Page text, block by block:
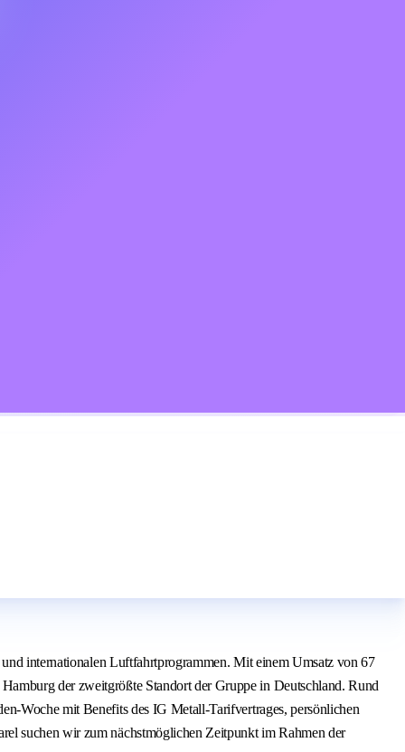
internationalen Luftfahrtprogrammen. Mit einem Umsatz von 67
der zweitgrößte Standort der Gruppe in Deutschland. Rund
Woche mit Benefits des IG Metall-Tarifvertrages, persönlichen
suchen wir zum nächstmöglichen Zeitpunkt im Rahmen der